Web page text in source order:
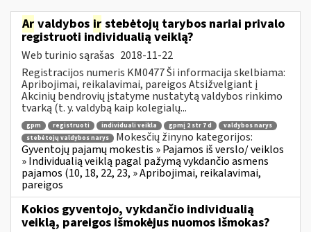
Ar valdybos ir stebėtojų tarybos nariai privalo
registruoti individualią veiklą?
Web turinio sąrašas 2018-11-22
Registracijos numeris KM0477 Ši informacija skelbiama:
Apribojimai, reikalavimai, pareigos Atsižvelgiant į
Akcinių bendrovių įstatyme nustatytą valdybos rinkimo
tvarką (t. y. valdybą kaip kolegialų...
gpm registruoti individuali veikla gpmį 2 str 7 d
valdybos narys
stebėtojų valdybos narys
Mokesčių žinyno kategorijos:
Gyventojų pajamų mokestis » Pajamos iš verslo/ veiklos
» Individualią veiklą pagal pažymą vykdančio asmens
pajamos (10, 18, 22, 23, » Apribojimai, reikalavimai,
pareigos
Kokios gyventojo, vykdančio individualią
veiklą, pareigos išmokėjus nuomos išmokas?